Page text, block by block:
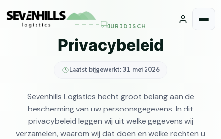
JURIDISCH
Privacybeleid
Laatst bijgewerkt: 31 mei 2026
Sevenhills Logistics hecht groot belang aan de
bescherming van uw persoonsgegevens. In dit
privacybeleid leggen wij uit welke gegevens wij
verzamelen, waarom wij dat doen en welke rechten u